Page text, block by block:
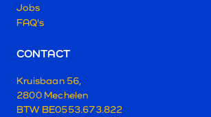
Jobs
FAQ's
CONTACT
Kruisbaan 56,
2800 Mechelen
BTW BE0553.673.822